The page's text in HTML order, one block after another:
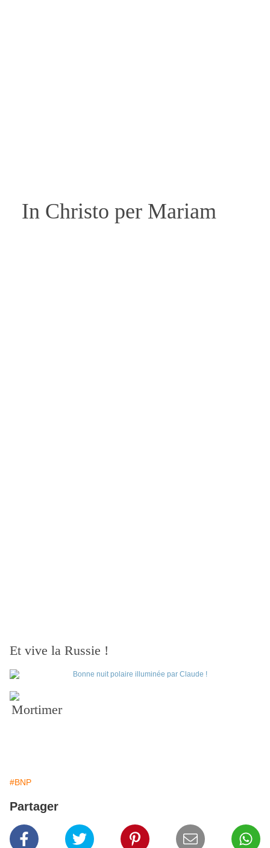
In Christo per Mariam
Et vive la Russie !
Mortimer
#BNP
Partager